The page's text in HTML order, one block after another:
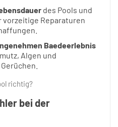
des Pools und
vorzeitige Reparaturen
Baedeerlebnis
Algen und
richtig?
bei der